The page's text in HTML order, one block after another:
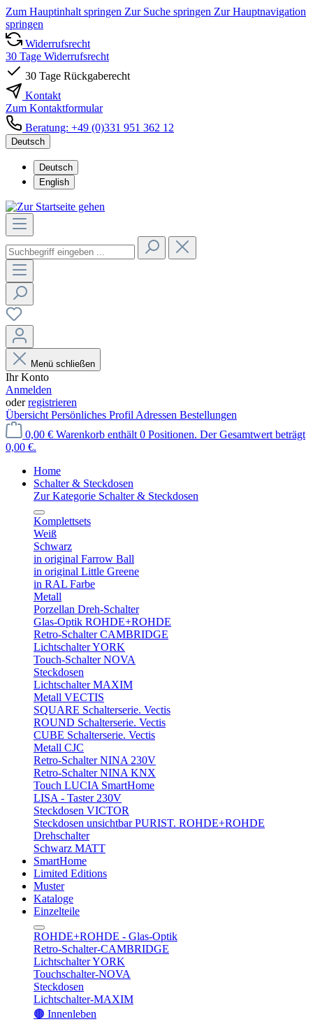
Zum Hauptinhalt springen Zur Suche springen Zur Hauptnavigation
springen
Widerrufsrecht
30 Tage Widerrufsrecht
30 Tage Rückgaberecht
Kontakt
Zum Kontaktformular
Beratung: +49 (0)331 951 362 12
Deutsch
Deutsch
English
Menü schließen
Ihr Konto
Anmelden
oderregistrieren
Übersicht Persönliches Profil Adressen Bestellungen
0,00 € Warenkorb enthält 0 Positionen. Der Gesamtwert beträgt
0,00 €.
Home
Schalter & Steckdosen
Zur Kategorie Schalter & Steckdosen
Komplettsets
Weiß
Schwarz
in original Farrow Ball
in original Little Greene
in RAL Farbe
Metall
Porzellan Dreh-Schalter
Glas-Optik ROHDE+ROHDE
Retro-Schalter CAMBRIDGE
Lichtschalter YORK
Touch-Schalter NOVA
Steckdosen
Lichtschalter MAXIM
Metall VECTIS
SQUARE Schalterserie. Vectis
ROUND Schalterserie. Vectis
CUBE Schalterserie. Vectis
Metall CJC
Retro-Schalter NINA 230V
Retro-Schalter NINA KNX
Touch LUCIA SmartHome
LISA - Taster 230V
Steckdosen VICTOR
Steckdosen unsichtbar PURIST. ROHDE+ROHDE
Drehschalter
Schwarz MATT
SmartHome
Limited Editions
Muster
Kataloge
Einzelteile
ROHDE+ROHDE - Glas-Optik
Retro-Schalter-CAMBRIDGE
Lichtschalter YORK
Touchschalter-NOVA
Steckdosen
Lichtschalter-MAXIM
🟤 Innenleben